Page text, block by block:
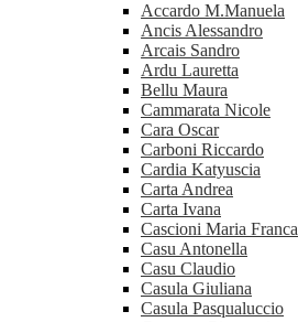
Accardo M.Manuela
Ancis Alessandro
Arcais Sandro
Ardu Lauretta
Bellu Maura
Cammarata Nicole
Cara Oscar
Carboni Riccardo
Cardia Katyuscia
Carta Andrea
Carta Ivana
Cascioni Maria Franca
Casu Antonella
Casu Claudio
Casula Giuliana
Casula Pasqualuccio